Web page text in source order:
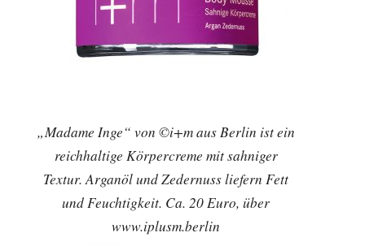
„Madame Inge“ von ©i+m aus Berlin ist ein
reichhaltige Körpercreme mit sahniger
Textur. Arganöl und Zedernuss liefern Fett
und Feuchtigkeit. Ca. 20 Euro, über
www.iplusm.berlin